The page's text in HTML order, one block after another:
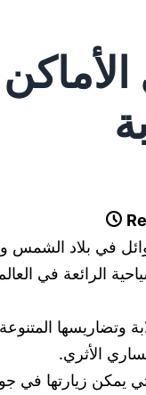
في بلاد الشمس
الرائعة في
وتضاريسها
الأثري.
يمكن زيارتها